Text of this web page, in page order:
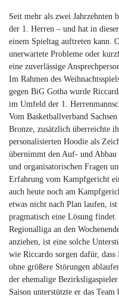
Seit mehr als zwei Jahrzehnten
der 1. Herren – und hat in
einem Spieltag auftreten kann.
unerwartete Probleme oder
eine zuverlässige
Im Rahmen des
gegen BiG Gotha wurde
im Umfeld der 1.
Vom Basketballverband
Bronze, zusätzlich überreichte
personalisierten Hoodie als
übernimmt den Auf- und Abbau
und organisatorischen Fragen
Erfahrung vom Kampfgericht
auch heute noch am
etwas nicht nach Plan laufen,
pragmatisch eine Lösung
Regionalliga an den
anziehen, ist eine solche
wie Riccardo sorgen dafür,
ohne größere Störungen
der ehemalige
Saison unterstützte er das